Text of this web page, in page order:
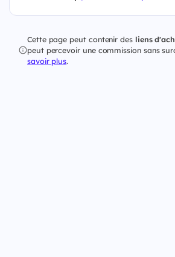
Cette page peut contenir des liens
peut percevoir une commission sans
savoir plus.